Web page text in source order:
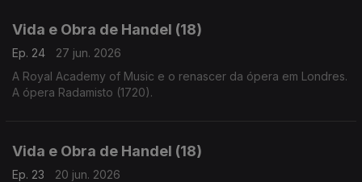
Vida e Obra de Handel (18)
Ep. 24
27 jun. 2026
A Royal Academy of Music e o renascer da ópera em Londres.
A ópera Radamisto (1720).
Vida e Obra de Handel (18)
Ep. 23
20 jun. 2026